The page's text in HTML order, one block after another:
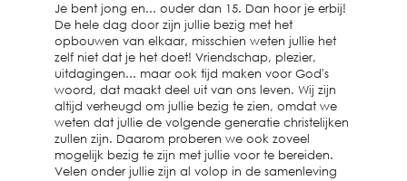
Je bent jong en... ouder dan 15. Dan hoor je erbij!
De hele dag door zijn jullie bezig met het
opbouwen van elkaar, misschien weten jullie het
zelf niet dat je het doet! Vriendschap, plezier,
uitdagingen... maar ook tijd maken voor God's
woord, dat maakt deel uit van ons leven. Wij zijn
altijd verheugd om jullie bezig te zien, omdat we
weten dat jullie de volgende generatie christelijken
zullen zijn. Daarom proberen we ook zoveel
mogelijk bezig te zijn met jullie voor te bereiden.
Velen onder jullie zijn al volop in de samenleving